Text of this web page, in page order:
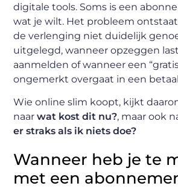
digitale tools. Soms is een
wat je wilt. Het probleem
de verlenging niet duidelijk
uitgelegd, wanneer opzeggen
aanmelden of wanneer een
ongemerkt overgaat in een
Wie online slim koopt, kijkt
naarwat kost dit nu?, maar ook
er straks als ik niets doe?
Wanneer heb je te
met een